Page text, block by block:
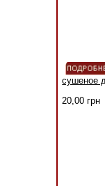
сушеное
20,00 грн